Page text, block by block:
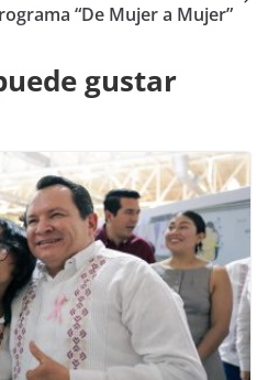
“De Mujer a Mujer”
gustar